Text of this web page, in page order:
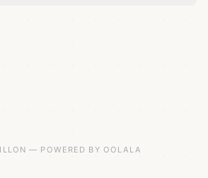
— POWERED BY OOLALA